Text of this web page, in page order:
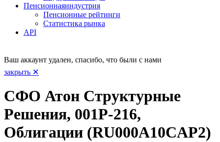
Пенсионнаяиндустрия
Пенсионные рейтинги
Статистика рынка
API
Ваш аккаунт удален, спасибо, что были с нами
закрыть ✕
СФО Атон Структурные
Решения, 001Р-216,
Облигации (RU000A10CAP2)